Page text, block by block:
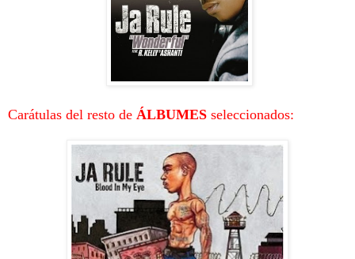
Carátulas del resto de ÁLBUMES seleccionados: